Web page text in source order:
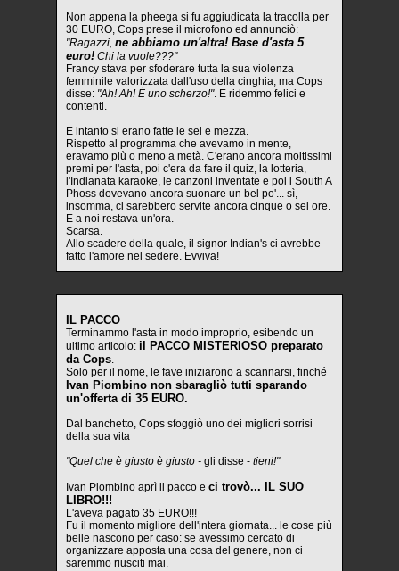
Non appena la pheega si fu aggiudicata la tracolla per
30 EURO, Cops prese il microfono ed annunciò:
"Ragazzi, ne abbiamo un'altra! Base d'asta 5
euro! Chi la vuole???"
Francy stava per sfoderare tutta la sua violenza
femminile valorizzata dall'uso della cinghia, ma Cops
disse: "Ah! Ah! È uno scherzo!". E ridemmo felici e
contenti.
E intanto si erano fatte le sei e mezza.
Rispetto al programma che avevamo in mente,
eravamo più o meno a metà. C'erano ancora moltissimi
premi per l'asta, poi c'era da fare il quiz, la lotteria,
l'Indianata karaoke, le canzoni inventate e poi i South A
Phoss dovevano ancora suonare un bel po'... sì,
insomma, ci sarebbero servite ancora cinque o sei ore.
E a noi restava un'ora.
Scarsa.
Allo scadere della quale, il signor Indian's ci avrebbe
fatto l'amore nel sedere. Evviva!
IL PACCO
Terminammo l'asta in modo improprio, esibendo un
ultimo articolo: il PACCO MISTERIOSO preparato
da Cops.
Solo per il nome, le fave iniziarono a scannarsi, finché
Ivan Piombino non sbaragliò tutti sparando
un'offerta di 35 EURO.
Dal banchetto, Cops sfoggiò uno dei migliori sorrisi
della sua vita
"Quel che è giusto è giusto - gli disse - tieni!"
Ivan Piombino aprì il pacco e ci trovò... IL SUO
LIBRO!!!
L'aveva pagato 35 EURO!!!
Fu il momento migliore dell'intera giornata... le cose più
belle nascono per caso: se avessimo cercato di
organizzare apposta una cosa del genere, non ci
saremmo riusciti mai.